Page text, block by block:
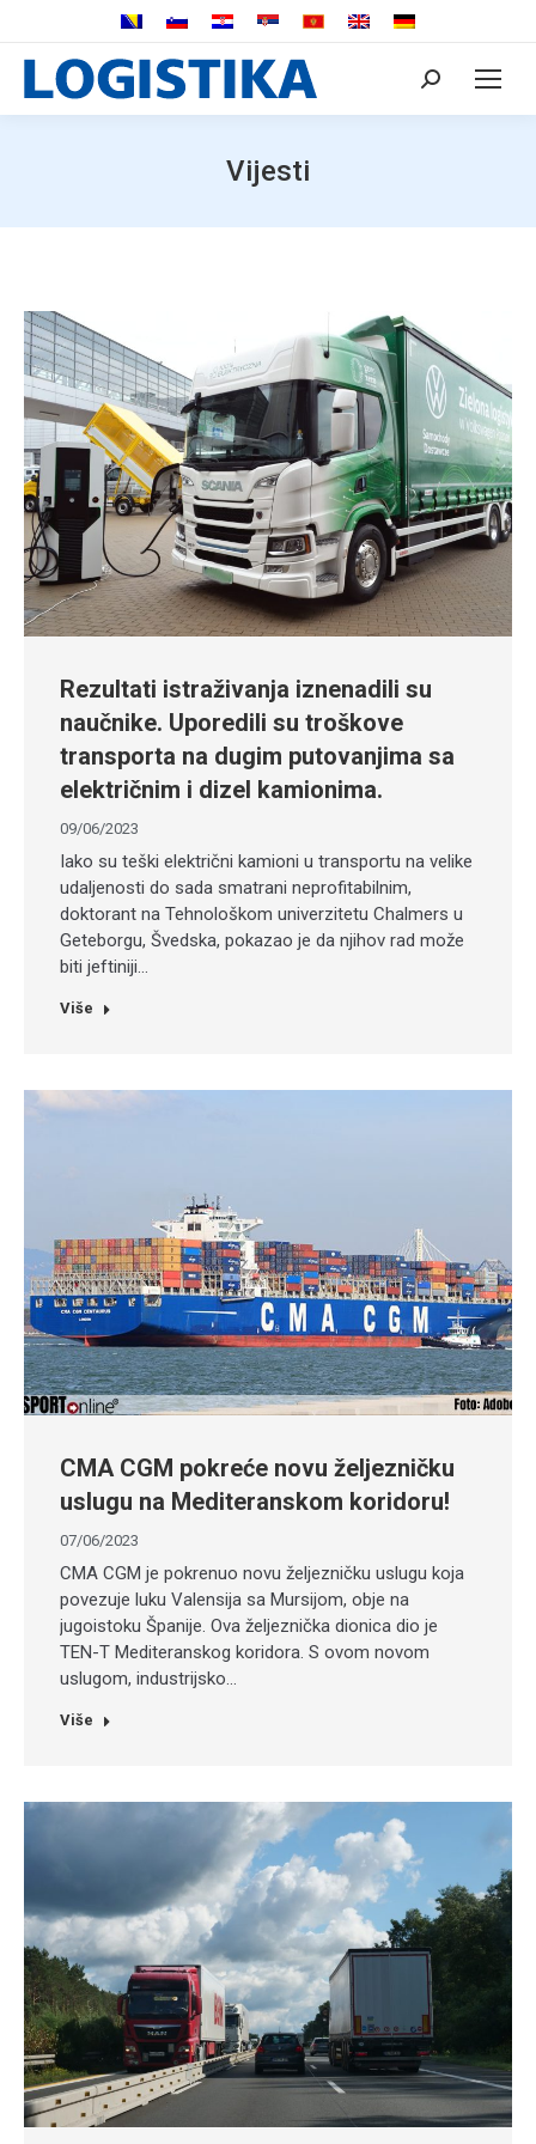
Search:
Vijesti
Rezultati istraživanja iznenadili su
naučnike. Uporedili su troškove
transporta na dugim putovanjima sa
električnim i dizel kamionima.
09/06/2023
Iako su teški električni kamioni u transportu na velike
udaljenosti do sada smatrani neprofitabilnim,
doktorant na Tehnološkom univerzitetu Chalmers u
Geteborgu, Švedska, pokazao je da njihov rad može
biti jeftiniji…
Više
CMA CGM pokreće novu željezničku
uslugu na Mediteranskom koridoru!
07/06/2023
CMA CGM je pokrenuo novu željezničku uslugu koja
povezuje luku Valensija sa Mursijom, obje na
jugoistoku Španije. Ova željeznička dionica dio je
TEN-T Mediteranskog koridora. S ovom novom
uslugom, industrijsko…
Više